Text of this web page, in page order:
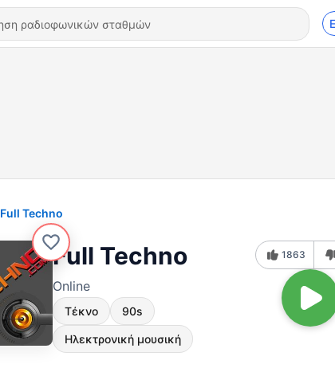
Full Techno
Full Techno
Online
Τέκνο 90s
Ηλεκτρονική μουσική
1863